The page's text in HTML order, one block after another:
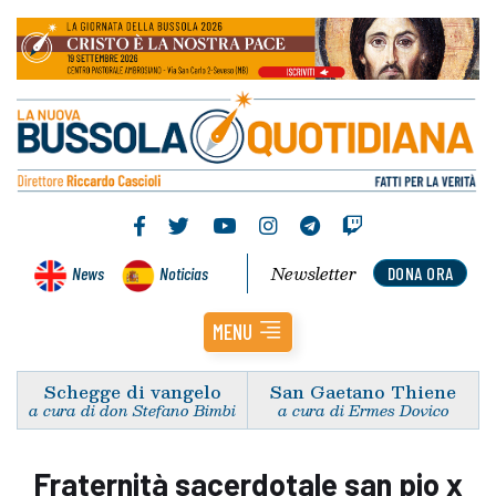
News Noticias DONA ORA
Newsletter
MENU
Schegge di vangelo
a cura di don Stefano Bimbi
San Gaetano Thiene
a cura di Ermes Dovico
Fraternità sacerdotale san pio x